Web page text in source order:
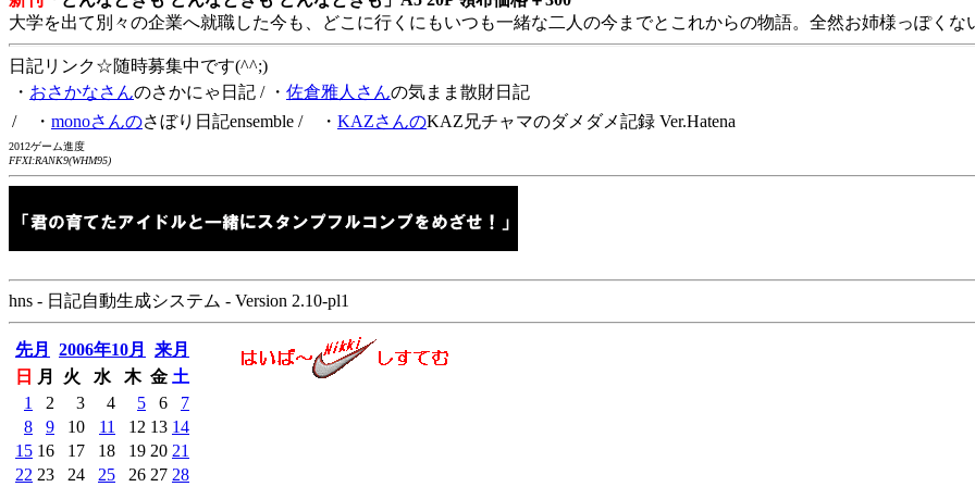
大学を出て別々の企業へ就職した今も、どこに行くにもいつも一緒な二人の今までとこれからの物語。全然お姉様っぽくな
日記リンク☆随時募集中です(^^;)
・ おさかなさんのさかにゃ日記 / ・ 佐倉雅人さんの気まま散財日記
/ ・ monoさんのさぼり日記ensemble / ・ KAZさんのKAZ兄チャマのダメダメ記録 Ver.Hatena
2012ゲーム進度
FFXI:RANK9(WHM95)
hns - 日記自動生成システム - Version 2.10-pl1
先月 2006年10月
来月
日
月 火 水 木 金 土
1
2 3 4 5 6
7
8
9 10 11 12 13 14
15 16 17 18 19 20 21
22 23 24 25 26 27 28